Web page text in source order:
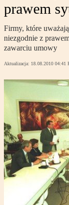
prawem
Firmy, które
niezgodnie z
zawarciu umowy
Aktualizacja: 18.08.2010 04:41